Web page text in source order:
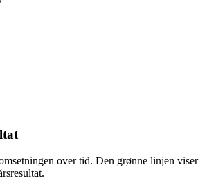
over tid. Den grønne linjen viser